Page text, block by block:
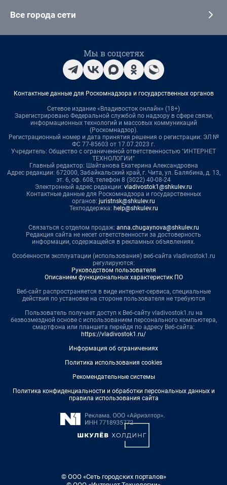
Все города сети
Мы в соцсетях
Контактные данные для Роскомнадзора и государственных органов
Сетевое издание «Владивосток онлайн» (18+)
Зарегистрировано Федеральной службой по надзору в сфере связи,
информационных технологий и массовых коммуникаций
(Роскомнадзор).
Регистрационный номер и дата принятия решения о регистрации: ЭЛ №
ФС 77-85603 от 17.07.2023 г.
Учредитель: Общество с ограниченной ответственностью "ИНТЕРНЕТ
ТЕХНОЛОГИИ"
Главный редактор: Шайтанова Екатерина Александровна
Адрес редакции: 672000, Забайкальский край, г. Чита, ул. Балябина, д. 13,
эт. 6, оф. 608, телефон 8 (3022) 40-08-24
Электронный адрес редакции: vladivostok1@shkulev.ru
Контактные данные для Роскомнадзора и государственных
органов: juristnsk@shkulev.ru
Техподдержка: help@shkulev.ru
Связаться с отделом продаж: anna.chugaynova@shkulev.ru
Редакция сайта не несет ответственности за достоверность
информации, содержащейся в рекламных объявлениях.
Особенности эксплуатации (использования) веб-сайта vladivostok1.ru
регулируются:
Руководством пользователя
Описанием функциональных характеристик ПО
Веб-сайт распространяется в виде интернет-сервиса, специальные
действия по установке на стороне пользователя не требуются
Пользователь получает доступ к Веб-сайту vladivostok1.ru на
безвозмездной основе с использованием персонального компьютера,
смартфона или планшета перейдя по адресу Веб-сайта:
https://vladivostok1.ru/
Информация об ограничениях
Политика использования cookies
Рекомендательные системы
Политика конфиденциальности и обработки персональных данных и
правила использования сайта
© ООО «Сеть городских порталов»